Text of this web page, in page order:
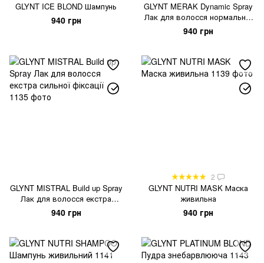
GLYNT ICE BLOND Шампунь
940 грн
GLYNT MERAK Dynamic Spray
Лак для волосся нормальної
фіксації
940 грн
GLYNT MISTRAL Build up Spray
Лак для волосся екстра
сильної фіксації
940 грн
2
GLYNT NUTRI MASK Маска
живильна
940 грн